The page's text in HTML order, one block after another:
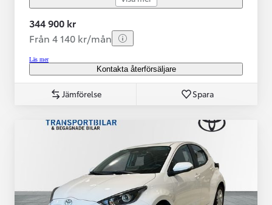
344 900 kr
Från 4 140 kr/mån
Läs mer
Kontakta återförsäljare
Jämförelse Spara